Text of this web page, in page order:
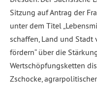
Sitzung auf Antrag der
unter dem Titel
schaffen, Land und
fördern“ über die
Wertschöpfungsketten
Zschocke,